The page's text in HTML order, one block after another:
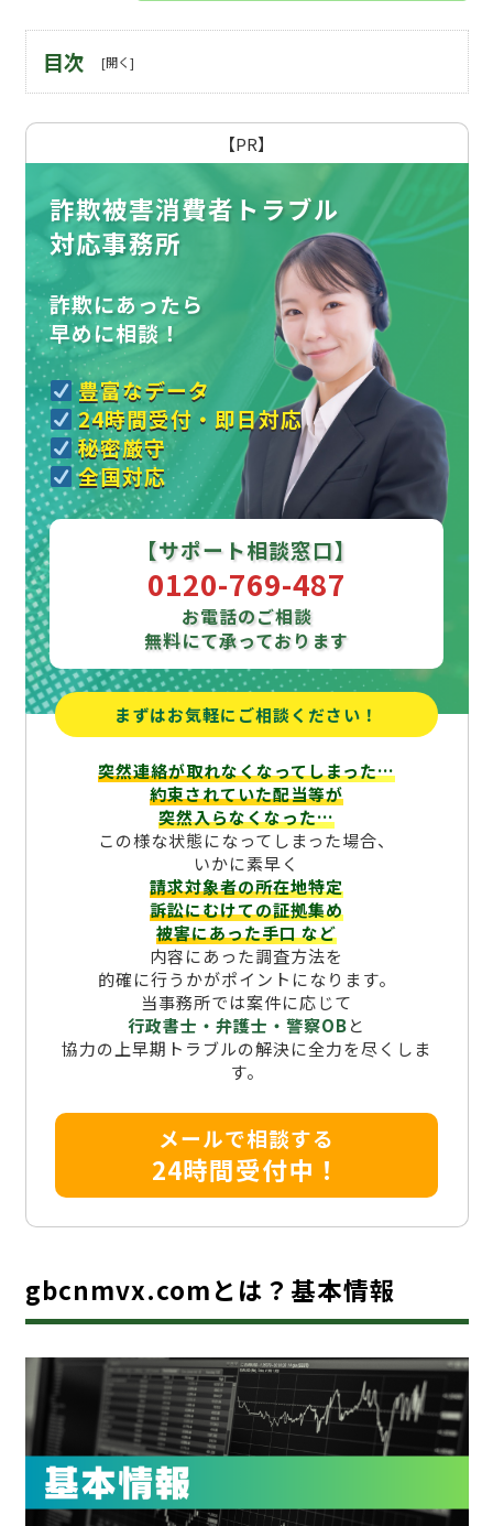
目次
【PR】
詐欺被害消費者トラブル
対応事務所
詐欺にあったら
早めに相談！
豊富なデータ
24時間受付・即日対応
秘密厳守
全国対応
【サポート相談窓口】
0120-769-487
お電話のご相談
無料にて承っております
まずはお気軽にご相談ください！
突然連絡が取れなくなってしまった…
約束されていた配当等が
突然入らなくなった…
この様な状態になってしまった場合、
いかに素早く
請求対象者の所在地特定
訴訟にむけての証拠集め
被害にあった手口など
内容にあった調査方法を
的確に行うかがポイントになります。
当事務所では案件に応じて
行政書士・弁護士・警察OBと
協力の上早期トラブルの解決に全力を尽くしま
す。
メールで相談する
24時間受付中！
gbcnmvx.comとは？基本情報